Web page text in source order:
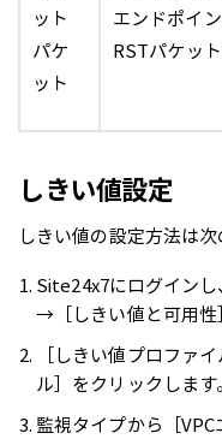
ット
パケ
ット
エンドポイ
RSTパケット
しきい値設定
しきい値の設定方法は次
Site24x7にログイン
→［しきい値と可用性
［しきい値プロファ
ル］をクリックします。
監視タイプから［